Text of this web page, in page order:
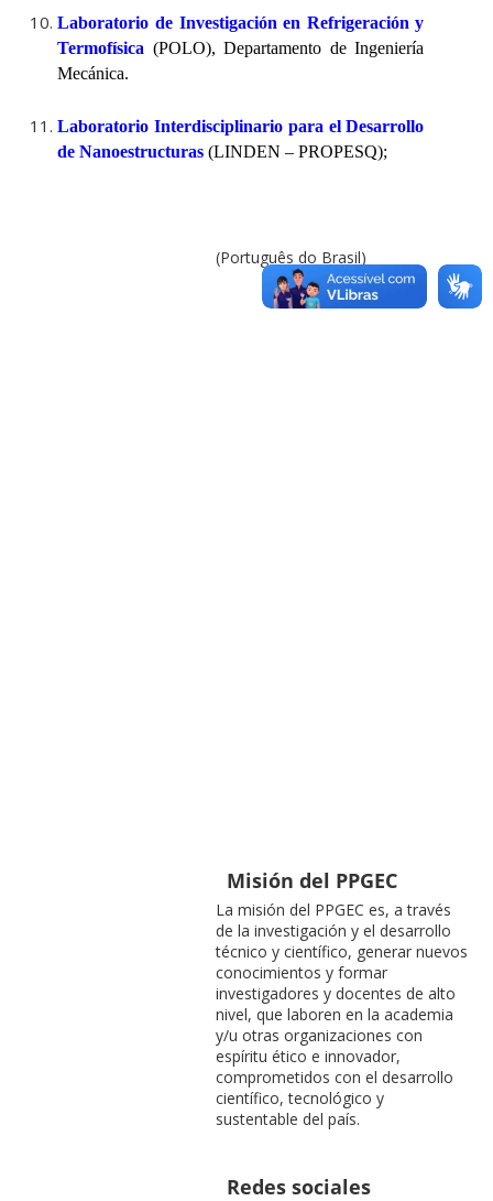
Laboratorio de Investigación en Refrigeración y
Termofísica (POLO), Departamento de Ingeniería
Mecánica.
Laboratorio Interdisciplinario para el Desarrollo
de Nanoestructuras (LINDEN – PROPESQ);
(Português do Brasil)
Misión del PPGEC
La misión del PPGEC es, a través
de la investigación y el desarrollo
técnico y científico, generar nuevos
conocimientos y formar
investigadores y docentes de alto
nivel, que laboren en la academia
y/u otras organizaciones con
espíritu ético e innovador,
comprometidos con el desarrollo
científico, tecnológico y
sustentable del país.
Redes sociales